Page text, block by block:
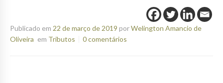
Publicado em 22 de março de 2019 porWelington Amancio de
Oliveira em Tributos 0 comentários